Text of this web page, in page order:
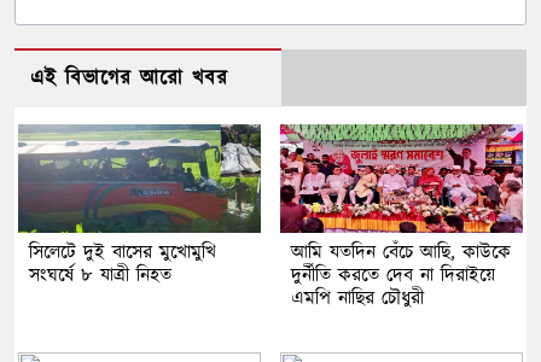
এই বিভাগের আরো খবর
সিলেটে দুই বাসের মুখোমুখি
সংঘর্ষে ৮ যাত্রী নিহত
আমি যতদিন বেঁচে আছি, কাউকে
দুর্নীতি করতে দেব না দিরাইয়ে
এমপি নাছির চৌধুরী